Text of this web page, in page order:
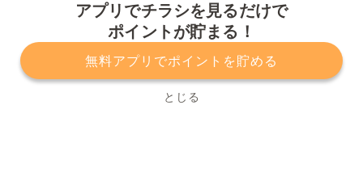
アプリでチラシを見るだけで
ポイントが貯まる！
無料アプリでポイントを貯める
とじる
プライバシーポリシー 利用規約
運営会社
サービスに関してのお問い合わせ